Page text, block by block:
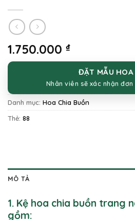
1.750.000 ₫
ĐẶT MẪU HOA
Nhân viên sẽ xác nhận
Danh mục: Hoa Chia Buồn
Thẻ: 88
MÔ TẢ
1. Kệ hoa chia buồn trang
gồm: